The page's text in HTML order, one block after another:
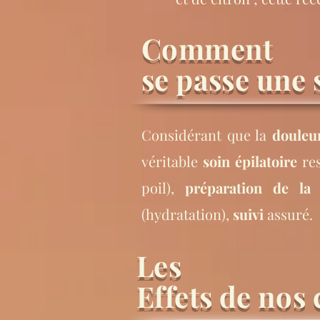
Comment
se passe une
Considérant que la
véritable soin épilatoire
poil), préparation de la
(hydratation), suivi assuré.
Les
Effets de nos